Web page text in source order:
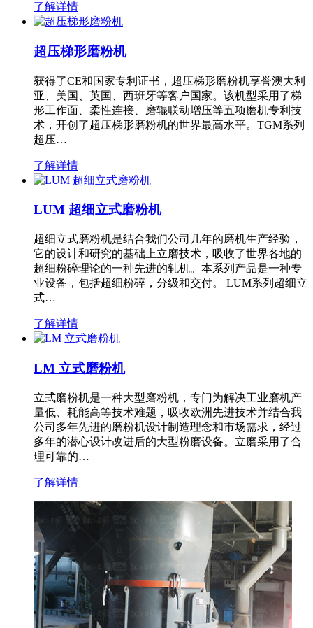
了解详情
超压梯形磨粉机
获得了CE和国家专利证书，超压梯形磨粉机享誉澳大利
亚、美国、英国、西班牙等客户国家。该机型采用了梯
形工作面、柔性连接、磨辊联动增压等五项磨机专利技
术，开创了超压梯形磨粉机的世界最高水平。TGM系列
超压…
了解详情
LUM 超细立式磨粉机
超细立式磨粉机是结合我们公司几年的磨机生产经验，
它的设计和研究的基础上立磨技术，吸收了世界各地的
超细粉碎理论的一种先进的轧机。本系列产品是一种专
业设备，包括超细粉碎，分级和交付。 LUM系列超细立
式…
了解详情
LM 立式磨粉机
立式磨粉机是一种大型磨粉机，专门为解决工业磨机产
量低、耗能高等技术难题，吸收欧洲先进技术并结合我
公司多年先进的磨粉机设计制造理念和市场需求，经过
多年的潜心设计改进后的大型粉磨设备。立磨采用了合
理可靠的…
了解详情